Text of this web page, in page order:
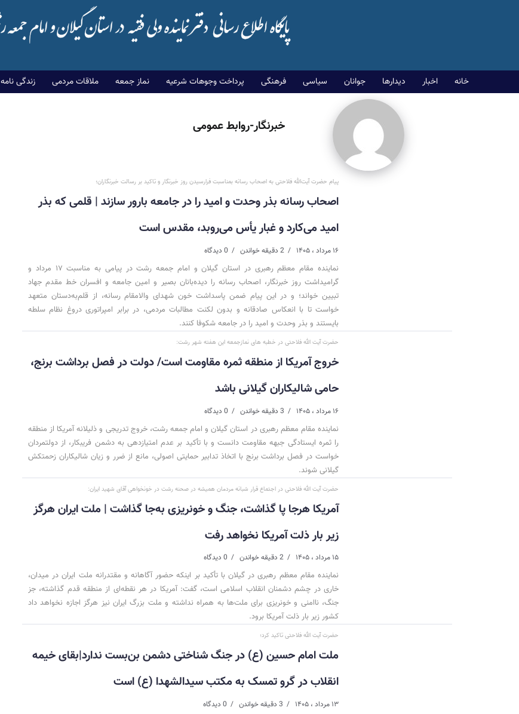
خانه اخبار دیدارها جوانان سیاسی فرهنگی پرداخت وجوهات شرعیه نماز جمعه ملاقات مردمی زندگی نامه
خبرنگار-روابط عمومی
پیام حضرت آیت‌الله فلاحتی به اصحاب رسانه بمناسبت فرارسیدن روز خبرنگار و تاکید بر رسالت خبرنگاران؛
اصحاب رسانه بذر وحدت و امید را در جامعه بارور سازند | قلمی که بذر
امید می‌کارد و غبار یأس می‌روبد، مقدس است
۱۶ مرداد ، ۱۴۰۵ 2 دقیقه خواندن 0 دیدگاه
نماینده مقام معظم رهبری در استان گیلان و امام جمعه رشت در پیامی به مناسبت ۱۷ مرداد و
گرامیداشت روز خبرنگار، اصحاب رسانه را دیده‌بانان بصیر و امین جامعه و افسران خط مقدم جهاد
تبیین خواند؛ و در این پیام ضمن پاسداشت خون شهدای والامقام رسانه، از قلم‌به‌دستان متعهد
خواست تا با انعکاس صادقانه و بدون لکنت مطالبات مردمی، در برابر امپراتوری دروغ نظام سلطه
بایستند و بذر وحدت و امید را در جامعه شکوفا کنند.
حضرت آیت الله فلاحتی در خطبه های نمازجمعه این هفته شهر رشت:
خروج آمریکا از منطقه ثمره مقاومت است/ دولت در فصل برداشت برنج،
حامی شالیکاران گیلانی باشد
۱۶ مرداد ، ۱۴۰۵ 3 دقیقه خواندن 0 دیدگاه
نماینده مقام معظم رهبری در استان گیلان و امام جمعه رشت، خروج تدریجی و ذلیلانه آمریکا از منطقه
را ثمره ایستادگی جبهه مقاومت دانست و با تأکید بر عدم امتیازدهی به دشمن فریبکار، از دولتمردان
خواست در فصل برداشت برنج با اتخاذ تدابیر حمایتی اصولی، مانع از ضرر و زیان شالیکاران زحمتکش
گیلانی شوند.
حضرت آیت الله فلاحتی در اجتماع قرار شبانه مردمان همیشه در صحنه رشت در خونخواهی آقای شهید ایران:
آمریکا هرجا پا گذاشت، جنگ و خونریزی به‌جا گذاشت | ملت ایران هرگز
زیر بار ذلت آمریکا نخواهد رفت
۱۵ مرداد ، ۱۴۰۵ 2 دقیقه خواندن 0 دیدگاه
نماینده مقام معظم رهبری در گیلان با تأکید بر اینکه حضور آگاهانه و مقتدرانه ملت ایران در میدان،
خاری در چشم دشمنان انقلاب اسلامی است، گفت: آمریکا در هر نقطه‌ای از منطقه قدم گذاشته، جز
جنگ، ناامنی و خونریزی برای ملت‌ها به همراه نداشته و ملت بزرگ ایران نیز هرگز اجازه نخواهد داد
کشور زیر بار ذلت آمریکا برود.
حضرت آیت الله فلاحتی تاکید کرد؛
ملت امام حسین (ع) در جنگ شناختی دشمن بن‌بست ندارد|بقای خیمه
انقلاب در گرو تمسک به مکتب سیدالشهدا (ع) است
۱۳ مرداد ، ۱۴۰۵ 3 دقیقه خواندن 0 دیدگاه